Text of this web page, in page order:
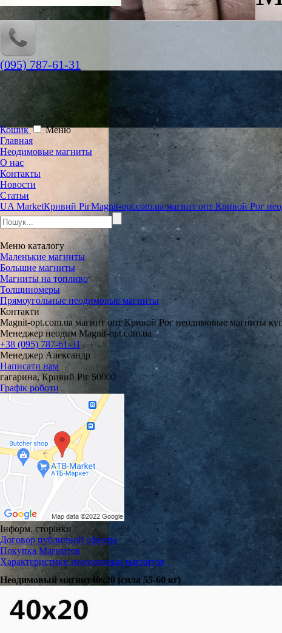
(095) 787-61-31
Кошик
Меню
Главная
Неодимовые магниты
О нас
Контакты
Новости
Статьи
UA MarketКривий РігMagnit-opt.com.ua магнит опт Кривой Рог
Меню каталогу
Маленькие магниты
Большие магниты
Магниты на топливо
Толщиномеры
Прямоугольные неодимовые магниты
Контакти
Magnit-opt.com.ua магнит опт Кривой Рог неодимовые магниты
Менеджер неодим Magnit-opt.com.ua
+38 (095) 787-61-31
Менеджер Александр
Написати нам
гагарина, Кривий Ріг 50000
Графік роботи
Інформ. сторінки
Договор публичной оферты
Покупка Магнитов
Характеристики неодимовых магнитов
Неодимовый магнит40х20 (сила 55-60 кг)